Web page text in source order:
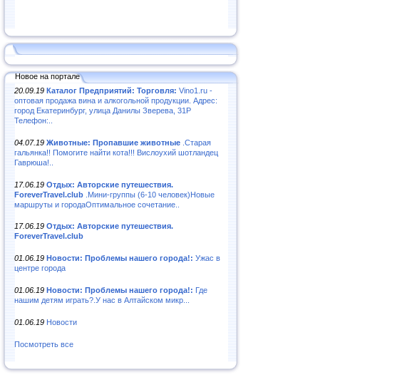
Новое на портале
20.09.19 Каталог Предприятий: Торговля: Vino1.ru -
оптовая продажа вина и алкогольной продукции. Адрес:
город Екатеринбург, улица Данилы Зверева, 31Р
Телефон:..
04.07.19 Животные: Пропавшие животные .Старая
гальянка!! Помогите найти кота!!! Вислоухий шотландец
Гаврюша!..
17.06.19 Отдых: Авторские путешествия.
ForeverTravel.club .Мини-группы (6-10 человек)Новые
маршруты и городаОптимальное сочетание..
17.06.19 Отдых: Авторские путешествия.
ForeverTravel.club
01.06.19 Новости: Проблемы нашего города!: Ужас в
центре города
01.06.19 Новости: Проблемы нашего города!: Где
нашим детям играть?.У нас в Алтайском микр...
01.06.19 Новости
Посмотреть все